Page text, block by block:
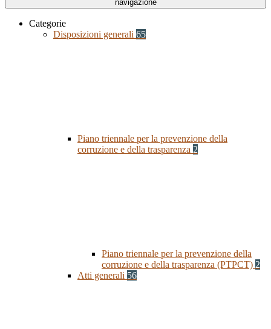
navigazione
Categorie
Disposizioni generali 65
Piano triennale per la prevenzione della
corruzione e della trasparenza 2
Piano triennale per la prevenzione della
corruzione e della trasparenza (PTPCT) 2
Atti generali 56